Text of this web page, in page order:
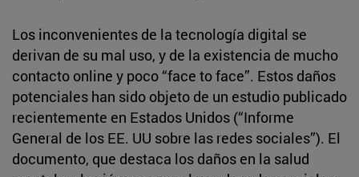
Los inconvenientes de la tecnología digital se
derivan de su mal uso, y de la existencia de mucho
contacto online y poco “face to face”. Estos daños
potenciales han sido objeto de un estudio publicado
recientemente en Estados Unidos (“Informe
General de los EE. UU sobre las redes sociales”). El
documento, que destaca los daños en la salud